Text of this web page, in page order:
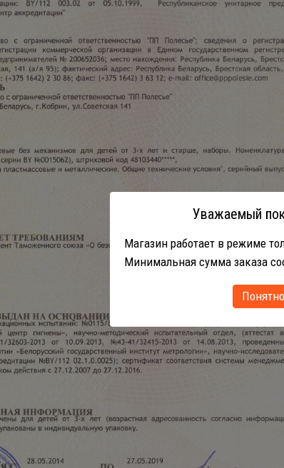
Уважаемый
Магазин работает в режиме
Минимальная сумма заказа
Понятно